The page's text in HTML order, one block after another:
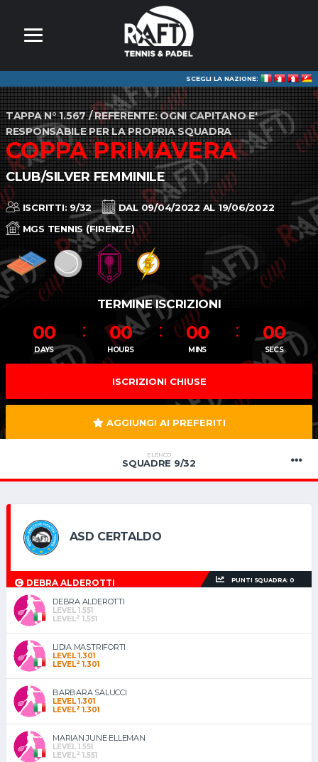
SCEGLI LA NAZIONE:
TAPPA N° 1.567 / REFERENTE: OGNI CAPITANO E'
RESPONSABILE PER LA PROPRIA SQUADRA
COPPA PRIMAVERA
CLUB/SILVER FEMMINILE
ISCRITTI: 9/32
DAL 09/04/2022 AL 19/06/2022
MGS TENNIS (FIRENZE)
TERMINE ISCRIZIONI
00
DAYS
00
HOURS
00
MINS
00
SECS
ISCRIZIONI CHIUSE
AGGIUNGI AI PREFERITI
ELENCO
SQUADRE 9/32
ASD CERTALDO
DEBRA ALDEROTTI PUNTI SQUADRA: 0
DEBRA ALDEROTTI
LEVEL 1.551
LEVEL2 1.551
LIDIA MASTRIFORTI
LEVEL 1.301
LEVEL2 1.301
BARBARA SALUCCI
LEVEL 1.301
LEVEL2 1.301
MARIAN JUNE ELLEMAN
LEVEL 1.551
LEVEL2 1.551